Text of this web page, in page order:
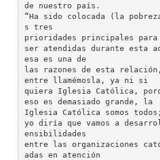
de nuestro país.
“Ha sido colocada (la
s tres
prioridades principales para
ser atendidas durante esta
esa es una de
las razones de esta relación,
entre llamémosla, ya ni si
quiera Iglesia Católica,
eso es demasiado grande, la
Iglesia Católica somos todos;
yo diría que vamos a
ensibilidades
entre las organizaciones
adas en atención